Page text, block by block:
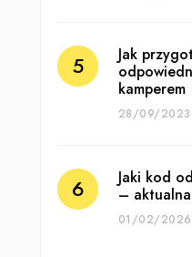
Jak
kamperem
28/09/2023
Jaki kod
–
01/02/2026